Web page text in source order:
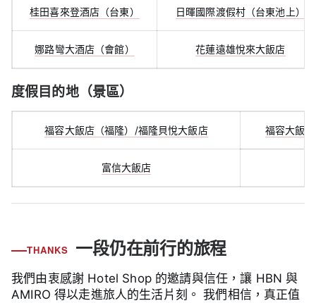
桂田喜來登酒店（台東） 日暉國際渡假村（台東池上）
娜路彎大酒店（會館） 花蓮遠雄悅來大飯店
度假目的地（景區）
福容大飯店（福隆）/福隆貝悅大飯店 福容大飯
富信大飯店
THANKS 一段仍在前行的旅程
我們由衷感謝 Hotel Shop 的邀請與信任，讓 HBN 與
AMIRO 得以走進旅人的生活片刻。 我們相信，真正值